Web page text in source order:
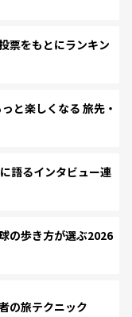
票をもとにランキン
と楽しくなる 旅先・
語るインタビュー連
の歩き方が選ぶ2026
の旅テクニック